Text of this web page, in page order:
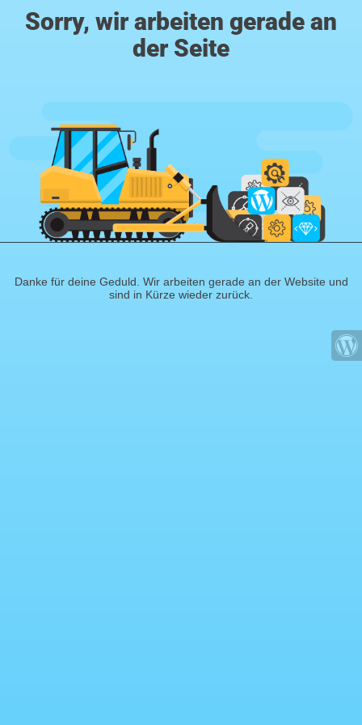
Sorry, wir arbeiten gerade an
der Seite
Danke für deine Geduld. Wir arbeiten gerade an der Website und
sind in Kürze wieder zurück.